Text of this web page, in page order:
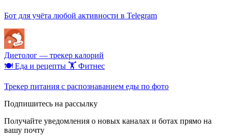
Бот для учёта любой активности в Telegram
Диетолог — трекер калорий
🍽️ ️Еда и рецепты 🏋️ Фитнес
Трекер питания с распознаванием еды по фото
Подпишитесь на рассылку
Получайте уведомления о новых каналах и ботаx прямо на
вашу почту